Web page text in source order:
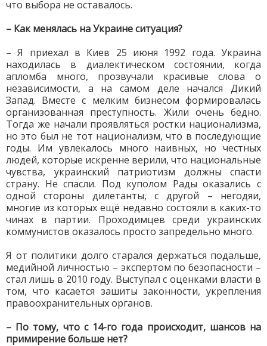
что выбора не оставалось.
– Как менялась на Украине ситуация?
– Я приехал в Киев 25 июня 1992 года. Украина
находилась в диалектическом состоянии, когда
апломба много, прозвучали красивые слова о
независимости, а на самом деле начался Дикий
Запад. Вместе с мелким бизнесом формировалась
организованная преступность. Жили очень бедно.
Тогда же начали проявляться ростки национализма,
но это был не тот национализм, что в последующие
годы. Им увлекалось много наивных, но честных
людей, которые искренне верили, что национальные
чувства, украинский патриотизм должны спасти
страну. Не спасли. Под куполом Рады оказались с
одной стороны дилетанты, с другой – негодяи,
многие из которых ещё недавно состояли в каких-то
чинах в партии. Проходимцев среди украинских
коммунистов оказалось просто запредельно много.
Я от политики долго старался держаться подальше,
медийной личностью – экспертом по безопасности –
стал лишь в 2010 году. Выступал с оценками власти в
том, что касается зашиты законности, укрепления
правоохранительных органов.
– По тому, что с 14-го года происходит, шансов на
примирение больше нет?